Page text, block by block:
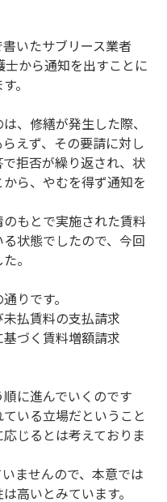
いたサブリース業者
士から通知を出すことに
。
、修繕が発生した際、
えず、その要請に対し
拒否が繰り返され、状
ら、やむを得ず通知を
もとで実施された賃料
状態でしたので、今回
。
りです。
払賃料の支払請求
づく賃料増額請求
に進んでいくのです
いる立場だということ
じるとは考えておりま
ませんので、本意では
高いとみています。